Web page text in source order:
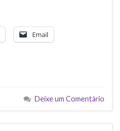
Email
Deixe um Comentário